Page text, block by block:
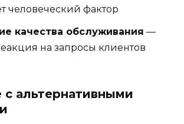
человеческий фактор
качества обслуживания —
на запросы клиентов
с альтернативными